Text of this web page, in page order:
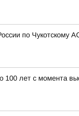
по Чукотскому
100 лет с момента